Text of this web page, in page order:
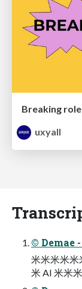
uxyall
© Demae -
米米米米米
米 AI 米米